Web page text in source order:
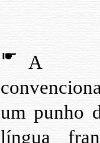
A
um punho
língua